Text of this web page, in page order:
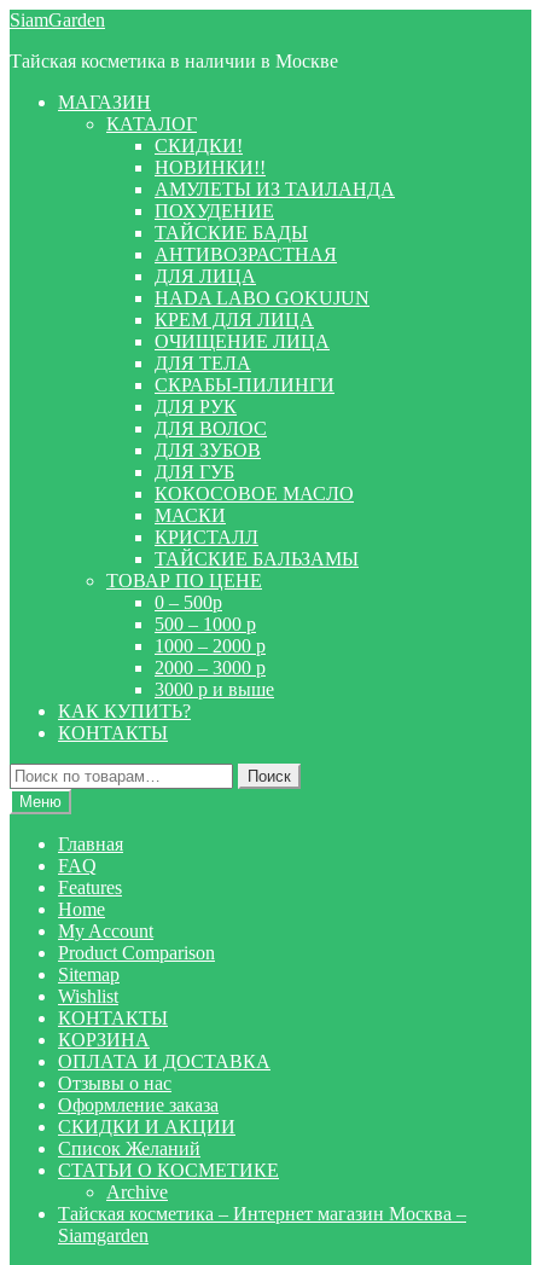
Перейти
навигации
Перейти
содержимому
SiamGarden
Тайская косметика в наличии в Москве
МАГАЗИН
КАТАЛОГ
СКИДКИ!
НОВИНКИ!!
АМУЛЕТЫ ИЗ ТАИЛАНДА
ПОХУДЕНИЕ
ТАЙСКИЕ БАДЫ
АНТИВОЗРАСТНАЯ
ДЛЯ ЛИЦА
HADA LABO GOKUJUN
КРЕМ ДЛЯ ЛИЦА
ОЧИЩЕНИЕ ЛИЦА
ДЛЯ ТЕЛА
СКРАБЫ-ПИЛИНГИ
ДЛЯ РУК
ДЛЯ ВОЛОС
ДЛЯ ЗУБОВ
ДЛЯ ГУБ
КОКОСОВОЕ МАСЛО
МАСКИ
КРИСТАЛЛ
ТАЙСКИЕ БАЛЬЗАМЫ
ТОВАР ПО ЦЕНЕ
0 – 500р
500 – 1000 р
1000 – 2000 р
2000 – 3000 р
3000 р и выше
КАК КУПИТЬ?
КОНТАКТЫ
Искать:
Поиск
Меню
Главная
FAQ
Features
Home
My Account
Product Comparison
Sitemap
Wishlist
КОНТАКТЫ
КОРЗИНА
ОПЛАТА И ДОСТАВКА
Отзывы о нас
Оформление заказа
СКИДКИ И АКЦИИ
Список Желаний
СТАТЬИ О КОСМЕТИКЕ
Archive
Тайская косметика – Интернет магазин Москва –
Siamgarden